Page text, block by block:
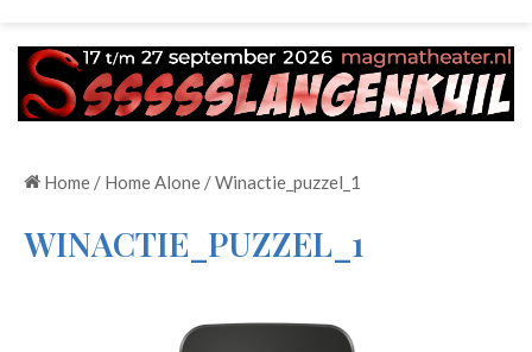
Home / Home Alone /Winactie_puzzel_1
WINACTIE_PUZZEL_1